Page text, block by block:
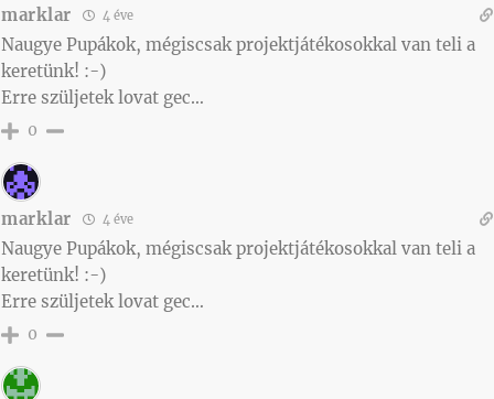
marklar 4 éve
Naugye Pupákok, mégiscsak projektjátékosokkal van teli a
keretünk! :-)
Erre szüljetek lovat gec…
0
marklar 4 éve
Naugye Pupákok, mégiscsak projektjátékosokkal van teli a
keretünk! :-)
Erre szüljetek lovat gec…
0